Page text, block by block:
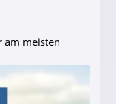
am meisten